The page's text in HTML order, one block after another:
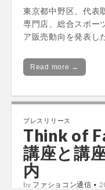
東京都中野区、代表
専門店、総合スポー
ア販売動向を発表
Read more →
プレスリリース
Think of
講座と講
内
by ファショコン通信 •